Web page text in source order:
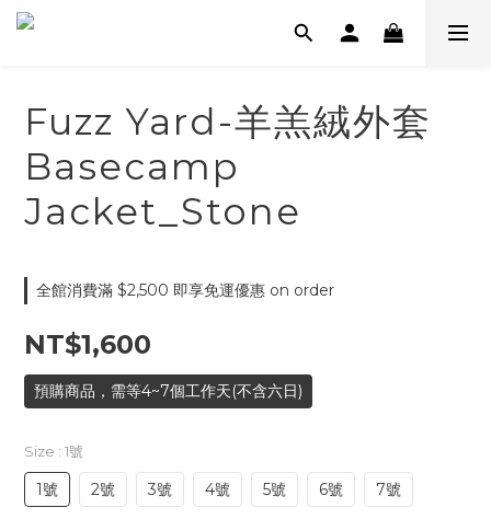
Fuzz Yard-羊羔絨外套
Basecamp
Jacket_Stone
全館消費滿 $2,500 即享免運優惠 on order
NT$1,600
預購商品，需等4~7個工作天(不含六日)
Size : 1號
1號 2號 3號 4號 5號 6號 7號